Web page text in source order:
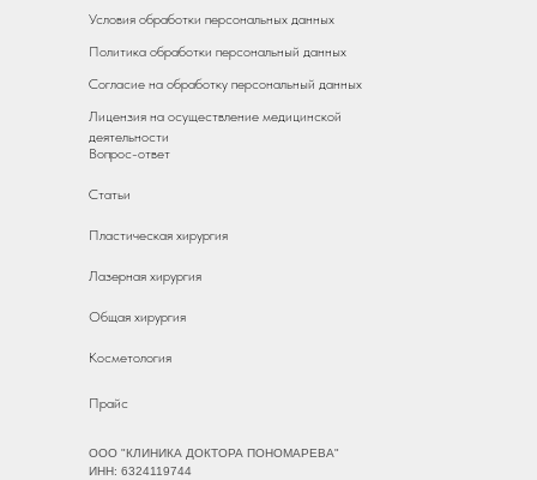
ООО "КЛИНИКА ДОКТОРА ПОНОМАРЕВА"
ИНН: 6324119744
Согласие на обработку персональный данных
Политика обработки персональный данных
Условия обработки персональных данных
Вопрос-ответ
Статьи
Лицензия на осуществление медицинской
деятельности
Пластическая хирургия
Лазерная хирургия
Общая хирургия
Косметология
Прайс